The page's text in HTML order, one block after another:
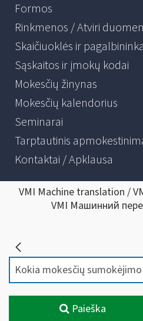
Formos
Rinkmenos / Atviri
Skaičiuoklės ir
Sąskaitos ir įmokų kodai
Mokesčių žinynas
Mokesčių kalendorius
Seminarai
Tarptautinis
Kontaktai / Apklausa
VMI Machine translation /
VMI Машинний
Paieška